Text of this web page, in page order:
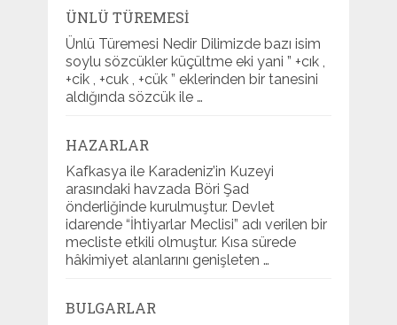
ÜNLÜ TÜREMESI
Ünlü Türemesi Nedir Dilimizde bazı isim
soylu sözcükler küçültme eki yani ” +cık ,
+cik , +cuk , +cük ” eklerinden bir tanesini
aldığında sözcük ile …
HAZARLAR
Kafkasya ile Karadeniz’in Kuzeyi
arasındaki havzada Böri Şad
önderliğinde kurulmuştur. Devlet
idarende “İhtiyarlar Meclisi” adı verilen bir
mecliste etkili olmuştur. Kısa sürede
hâkimiyet alanlarını genişleten …
BULGARLAR